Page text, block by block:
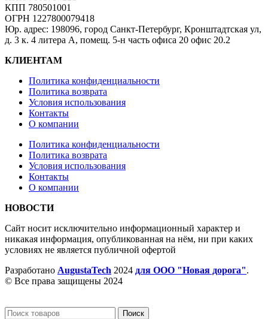
КПП 780501001
ОГРН 1227800079418
Юр. адрес: 198096, город Санкт-Петербург, Кронштадтская ул,
д. 3 к. 4 литера А, помещ. 5-н часть офиса 20 офис 20.2
КЛИЕНТАМ
Политика конфиденциальности
Политика возврата
Условия использования
Контакты
О компании
Политика конфиденциальности
Политика возврата
Условия использования
Контакты
О компании
НОВОСТИ
Сайт носит исключительно информационный характер и
никакая информация, опубликованная на нём, ни при каких
условиях не является публичной офертой
Разработано AugustaTech 2024 для ООО "Новая дорога".
© Все права защищены 2024
Поиск